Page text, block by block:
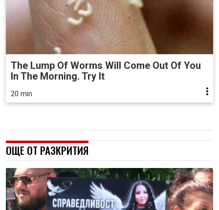
The Lump Of Worms Will Come Out Of You
In The Morning. Try It
20 min
ОЩЕ ОТ РАЗКРИТИЯ